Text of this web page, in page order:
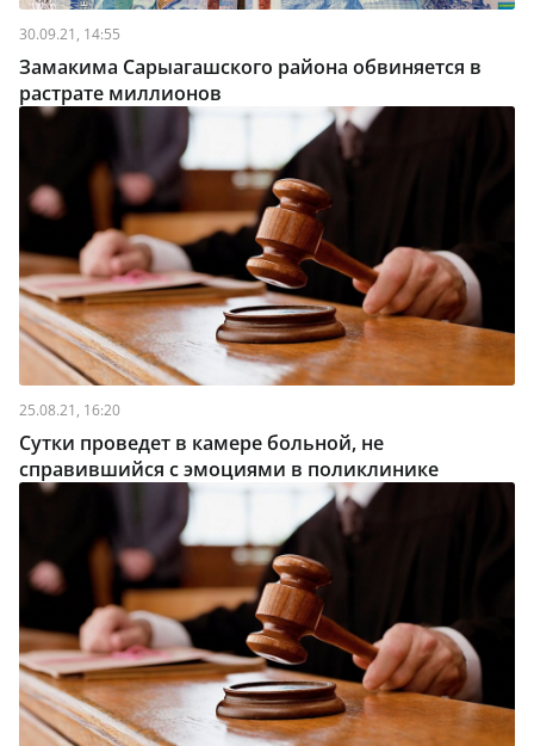
30.09.21, 14:55
Замакима Сарыагашского района обвиняется в
растрате миллионов
25.08.21, 16:20
Сутки проведет в камере больной, не
справившийся с эмоциями в поликлинике